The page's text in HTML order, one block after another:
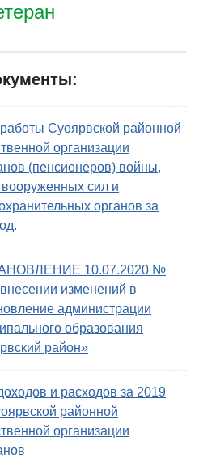
Суоярвской районной
организации
(пенсионеров) войны,
вооруженных сил и
органов за
10.07.2020 №
изменений в
администрации
образования
район»
и расходов за 2019
районной
организации